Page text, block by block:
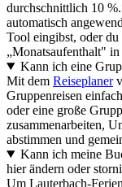
durchschnittlich 10
automatisch
Tool eingibst, oder
„Monatsaufenthalt"
Kann ich eine
Mit dem Reiseplaner
Gruppenreisen
oder eine große
zusammenarbeiten,
abstimmen und
Kann ich meine
hier ändern oder
Um Lauterbach-